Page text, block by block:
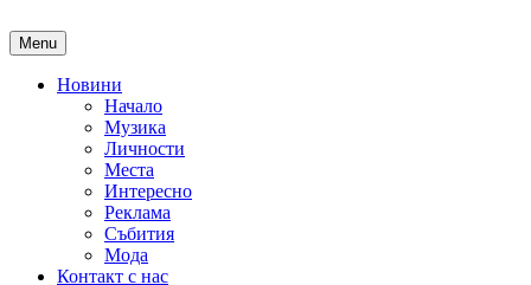
to
content
Menu
Новини
Начало
Музика
Личности
Места
Интересно
Реклама
Събития
Мода
Контакт с нас